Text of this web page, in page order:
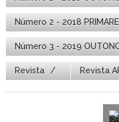
Número 2 - 2018
Número 3 - 2019
Revista Revista